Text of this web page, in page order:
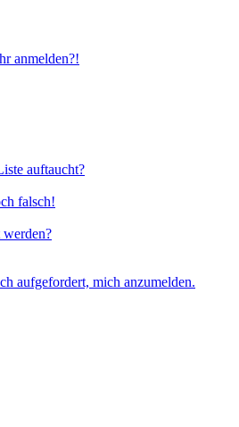
anmelden?!
auftaucht?
falsch!
werden?
aufgefordert, mich anzumelden.